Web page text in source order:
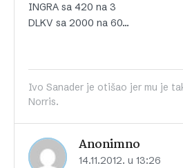
INGRA sa 420 na 3
DLKV sa 2000 na 60…
Ivo Sanader je otišao jer mu je
Norris.
Anonimno
14.11.2012. u 13:26